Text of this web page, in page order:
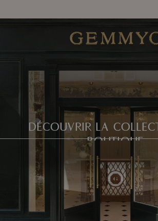
DÉCOUVRIR LA
BOUTIQUE